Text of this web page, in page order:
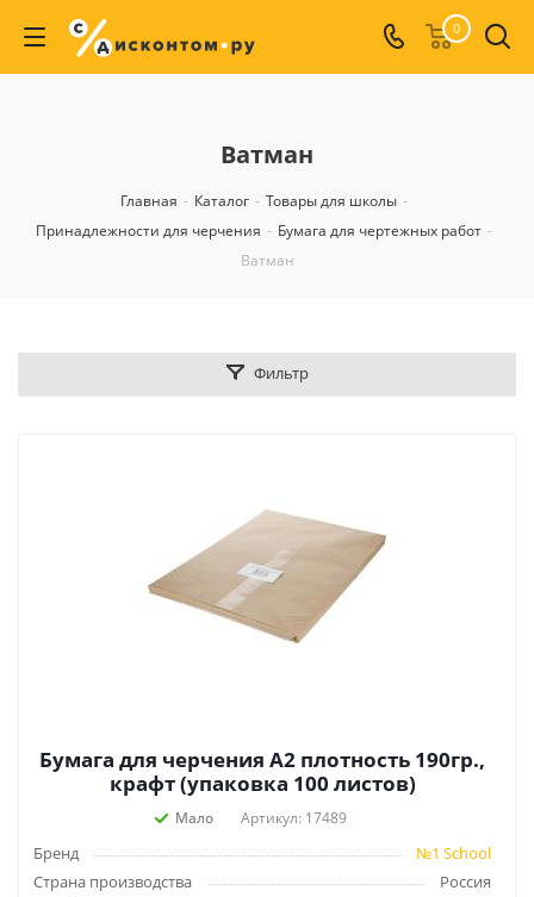
0
Ватман
Главная - Каталог - Товары для школы -
Принадлежности для черчения - Бумага для чертежных работ -
Ватман
Фильтр
Бумага для черчения А2 плотность 190гр.,
крафт (упаковка 100 листов)
Мало Артикул: 17489
Бренд
№1 School
Страна производства
Россия